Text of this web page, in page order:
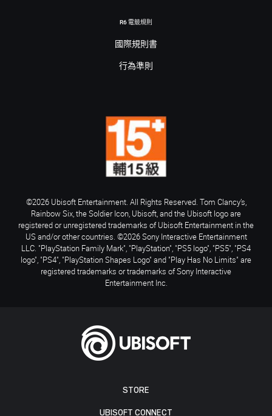
STORE
UBISOFT CONNECT
R6 電競規則
國際規則書
行為準則
©2026 Ubisoft Entertainment. All Rights Reserved. Tom Clancy’s,
Rainbow Six, the Soldier Icon, Ubisoft, and the Ubisoft logo are
registered or unregistered trademarks of Ubisoft Entertainment in the
US and/or other countries. ©2026 Sony Interactive Entertainment
LLC. "PlayStation Family Mark", "PlayStation", "PS5 logo", "PS5", "PS4
logo", "PS4", "PlayStation Shapes Logo" and "Play Has No Limits" are
registered trademarks or trademarks of Sony Interactive
Entertainment Inc.